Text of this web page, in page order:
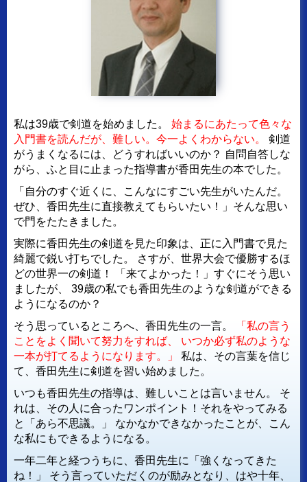
私は39歳で剣道を始めました。
始まるにあたって色々な
入門書を読んだが、難しい。今一よくわからない。
剣道
がうまくなるには、どうすればいいのか？ 自問自答しな
がら、ふと目に止まった指導書が香田先生の本でした。
「自分のすぐ近くに、こんなにすごい先生がいたんだ。
ぜひ、香田先生に直接教えてもらいたい！」そんな思い
で門をたたきました。
実際に香田先生の剣道を見た印象は、正に入門書で見た
綺麗で鋭い打ちでした。
さすが、世界大会で優勝するほ
どの世界一の剣道！
「来てよかった！」すぐにそう思い
ましたが、
39歳の私でも香田先生のような剣道ができる
ようになるのか？
そう思っているところへ、香田先生の一言。
「私の言う
ことをよく聞いて努力をすれば、
いつか必ず私のような
一本が打てるようになります。」
私は、その言葉を信じ
て、香田先生に剣道を習い始めました。
いつも香田先生の指導は、難しいことは言いません。
そ
れは、その人に合ったワンポイント！それをやってみる
と「あら不思議。」
なかなかできなかったことが、こん
な私にもできるようになる。
一年二年と経つうちに、香田先生に「強くなってきた
ね！」
そう言っていただくのが励みとなり、はや十年、